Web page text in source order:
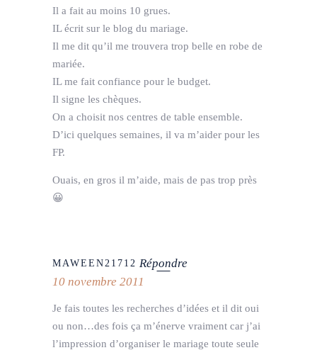
Il a fait au moins 10 grues.
IL écrit sur le blog du mariage.
Il me dit qu’il me trouvera trop belle en robe de
mariée.
IL me fait confiance pour le budget.
Il signe les chèques.
On a choisit nos centres de table ensemble.
D’ici quelques semaines, il va m’aider pour les
FP.
Ouais, en gros il m’aide, mais de pas trop près
😀
MAWEEN21712 Répondre
10 novembre 2011
Je fais toutes les recherches d’idées et il dit oui
ou non…des fois ça m’énerve vraiment car j’ai
l’impression d’organiser le mariage toute seule